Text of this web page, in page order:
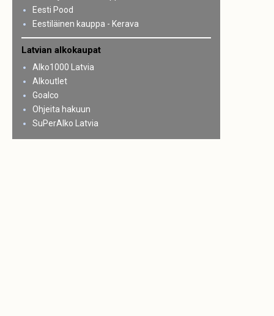
Eesti Pood
Eestiläinen kauppa - Kerava
Latvian alkokaupat
Alko1000 Latvia
Alkoutlet
Goalco
Ohjeita hakuun
SuPerAlko Latvia